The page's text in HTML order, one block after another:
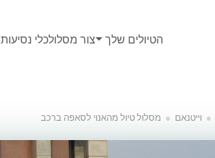
הטיולים שלך צור מסלולכלי נסיעות AI
וייטנאם מסלול טיול מהאנוי לסאפה ברכב